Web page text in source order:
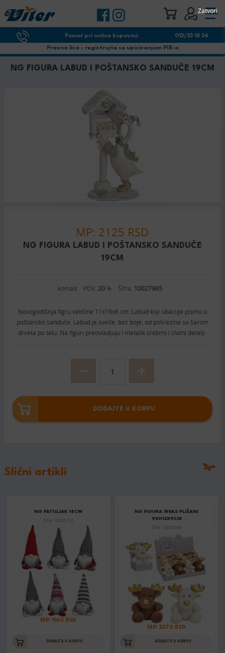
Pomoć pri online kupovini: 013/33 18 34
Pravna lica - registrujte se upisivanjem PIB-a
NG FIGURA LABUD I POŠTANSKO SANDUČE 19CM
MP: 2125 RSD
NG FIGURA LABUD I POŠTANSKO SANDUČE
19CM
komad PDV: 20% Šifra: 10027965
Novogodišnja figru veličine 11x19x6 cm. Labud koji ubacuje pismo u
poštansko sanduče. Labud je svetle, bez boje, od polirezina sa šarom
drveta po telu. Na figuri preovladjuju i metalik srebrni i zlatni detalji.
DODAJTE U KORPU
Slični artikli
NG PATULJAK 18CM
Šifra: 10028102
MP: 1140 RSD
DODAJTE U KORPU
NG FIGURA IRVAS PLIŠANI
9XH13X9CM
Šifra: 10030089
MP: 2370 RSD
DODAJTE U KORPU
Zatvori